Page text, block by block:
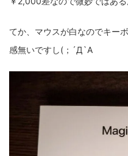
M(Typ240)
OLYMPUS om-1 II
PENTAX
psobb
TAMRON
てか、マウスが白なのでキー
感無いですし(；´Д`A